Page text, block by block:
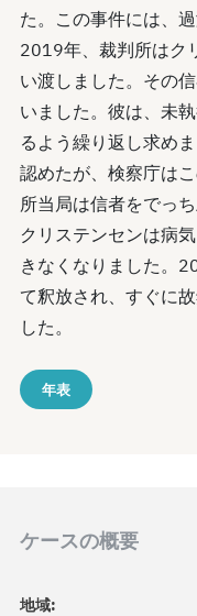
た。この事件には、
2019年、裁判所はク
い渡しました。その
いました。彼は、未
るよう繰り返し求め
認めたが、検察庁は
所当局は信者をでっ
クリステンセンは病
きなくなりました。
て釈放され、すぐに
した。
年表
ケースの概要
地域: